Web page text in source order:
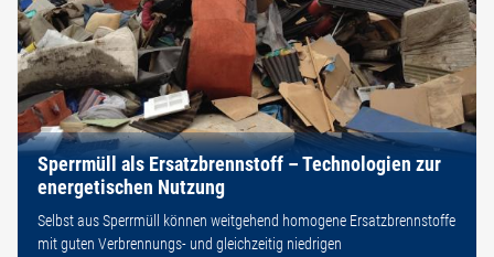
Sperrmüll als Ersatzbrennstoff – Technologien zur
energetischen Nutzung
Selbst aus Sperrmüll können weitgehend homogene Ersatzbrennstoffe
mit guten Verbrennungs- und gleichzeitig niedrigen